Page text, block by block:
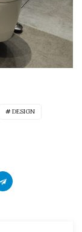
DESIGN